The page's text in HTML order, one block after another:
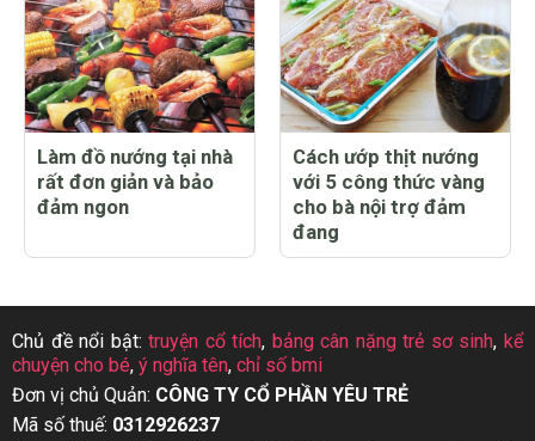
Làm đồ nướng tại nhà
rất đơn giản và bảo
đảm ngon
Cách ướp thịt nướng
với 5 công thức vàng
cho bà nội trợ đảm
đang
Chủ đề nổi bật:truyện cổ tích, bảng cân nặng trẻ sơ sinh,kể
chuyện cho bé, ý nghĩa tên, chỉ số bmi
Đơn vị chủ Quản: CÔNG TY CỔ PHẦN YÊU TRẺ
Mã số thuế: 0312926237